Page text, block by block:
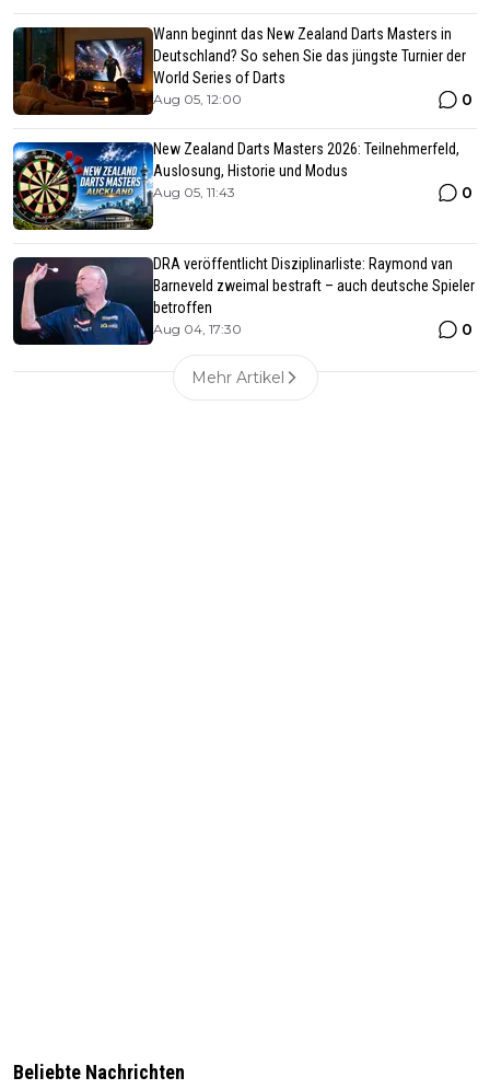
Wann beginnt das New Zealand Darts Masters in
Deutschland? So sehen Sie das jüngste Turnier der
World Series of Darts
Aug 05, 12:00 0
New Zealand Darts Masters 2026: Teilnehmerfeld,
Auslosung, Historie und Modus
Aug 05, 11:43 0
DRA veröffentlicht Disziplinarliste: Raymond van
Barneveld zweimal bestraft – auch deutsche Spieler
betroffen
Aug 04, 17:30 0
Mehr Artikel
Beliebte Nachrichten